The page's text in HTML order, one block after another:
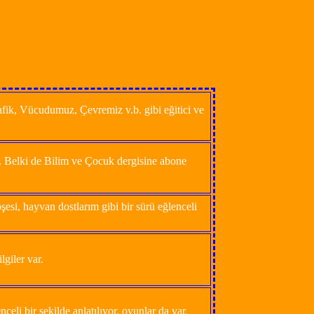
Vücudumuz, Çevremiz v.b. gibi eğitici ve
de Bilim ve Çocuk dergisine abone
hayvan dostlarım gibi bir sürü eğlenceli
var.
bir şekilde anlatılıyor, oyunlar da var.